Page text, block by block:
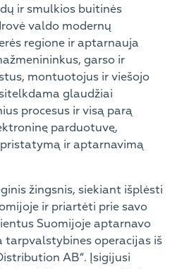
ir smulkios buitinės
valdo modernų
regione ir aptarnauja
garso ir
montuotojus ir viešojo
glaudžiai
procesus ir visą parą
parduotuvę,
ir aptarnavimą
žingsnis, siekiant išplėsti
ir priartėti prie savo
Suomijoje aptarnavo
tarpvalstybines operacijas iš
AB“. Įsigijusi